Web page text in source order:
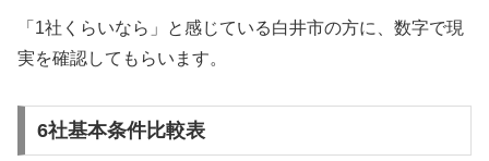
「1社くらいなら」と感じている白井市の方に、数字で現
実を確認してもらいます。
6社基本条件比較表